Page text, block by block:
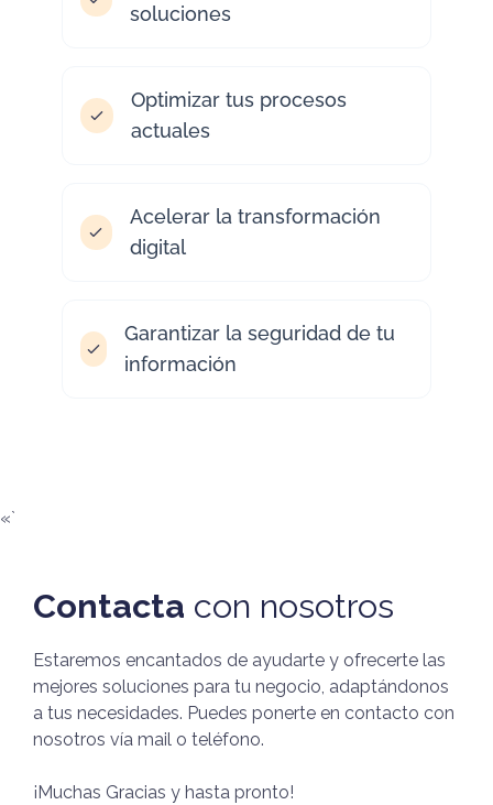
soluciones
Optimizar tus procesos
actuales
Acelerar la transformación
digital
Garantizar la seguridad de tu
información
«`
Contacta con nosotros
Estaremos encantados de ayudarte y ofrecerte las
mejores soluciones para tu negocio, adaptándonos
a tus necesidades. Puedes ponerte en contacto con
nosotros vía mail o teléfono.
¡Muchas Gracias y hasta pronto!